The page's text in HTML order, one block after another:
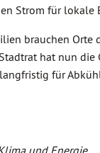
Strom für lokale
brauchen Orte
hat nun die
für
und Energie